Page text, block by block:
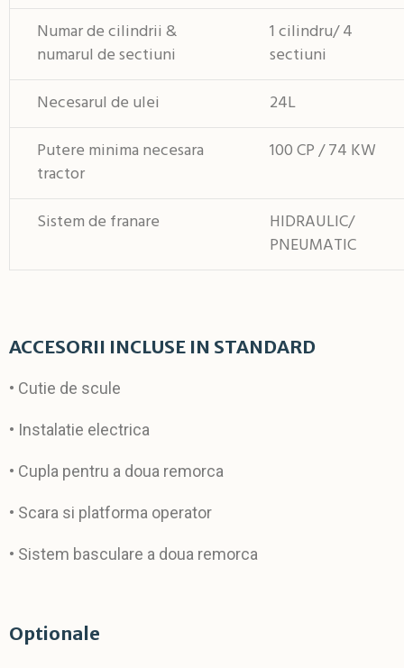
Numar de cilindrii &
numarul de sectiuni
1 cilindru/ 4
sectiuni
Necesarul de ulei
24L
Putere minima necesara
tractor
100 CP / 74 KW
Sistem de franare
HIDRAULIC/
PNEUMATIC
ACCESORII INCLUSE IN STANDARD
• Cutie de scule
• Instalatie electrica
• Cupla pentru a doua remorca
• Scara si platforma operator
• Sistem basculare a doua remorca
Optionale